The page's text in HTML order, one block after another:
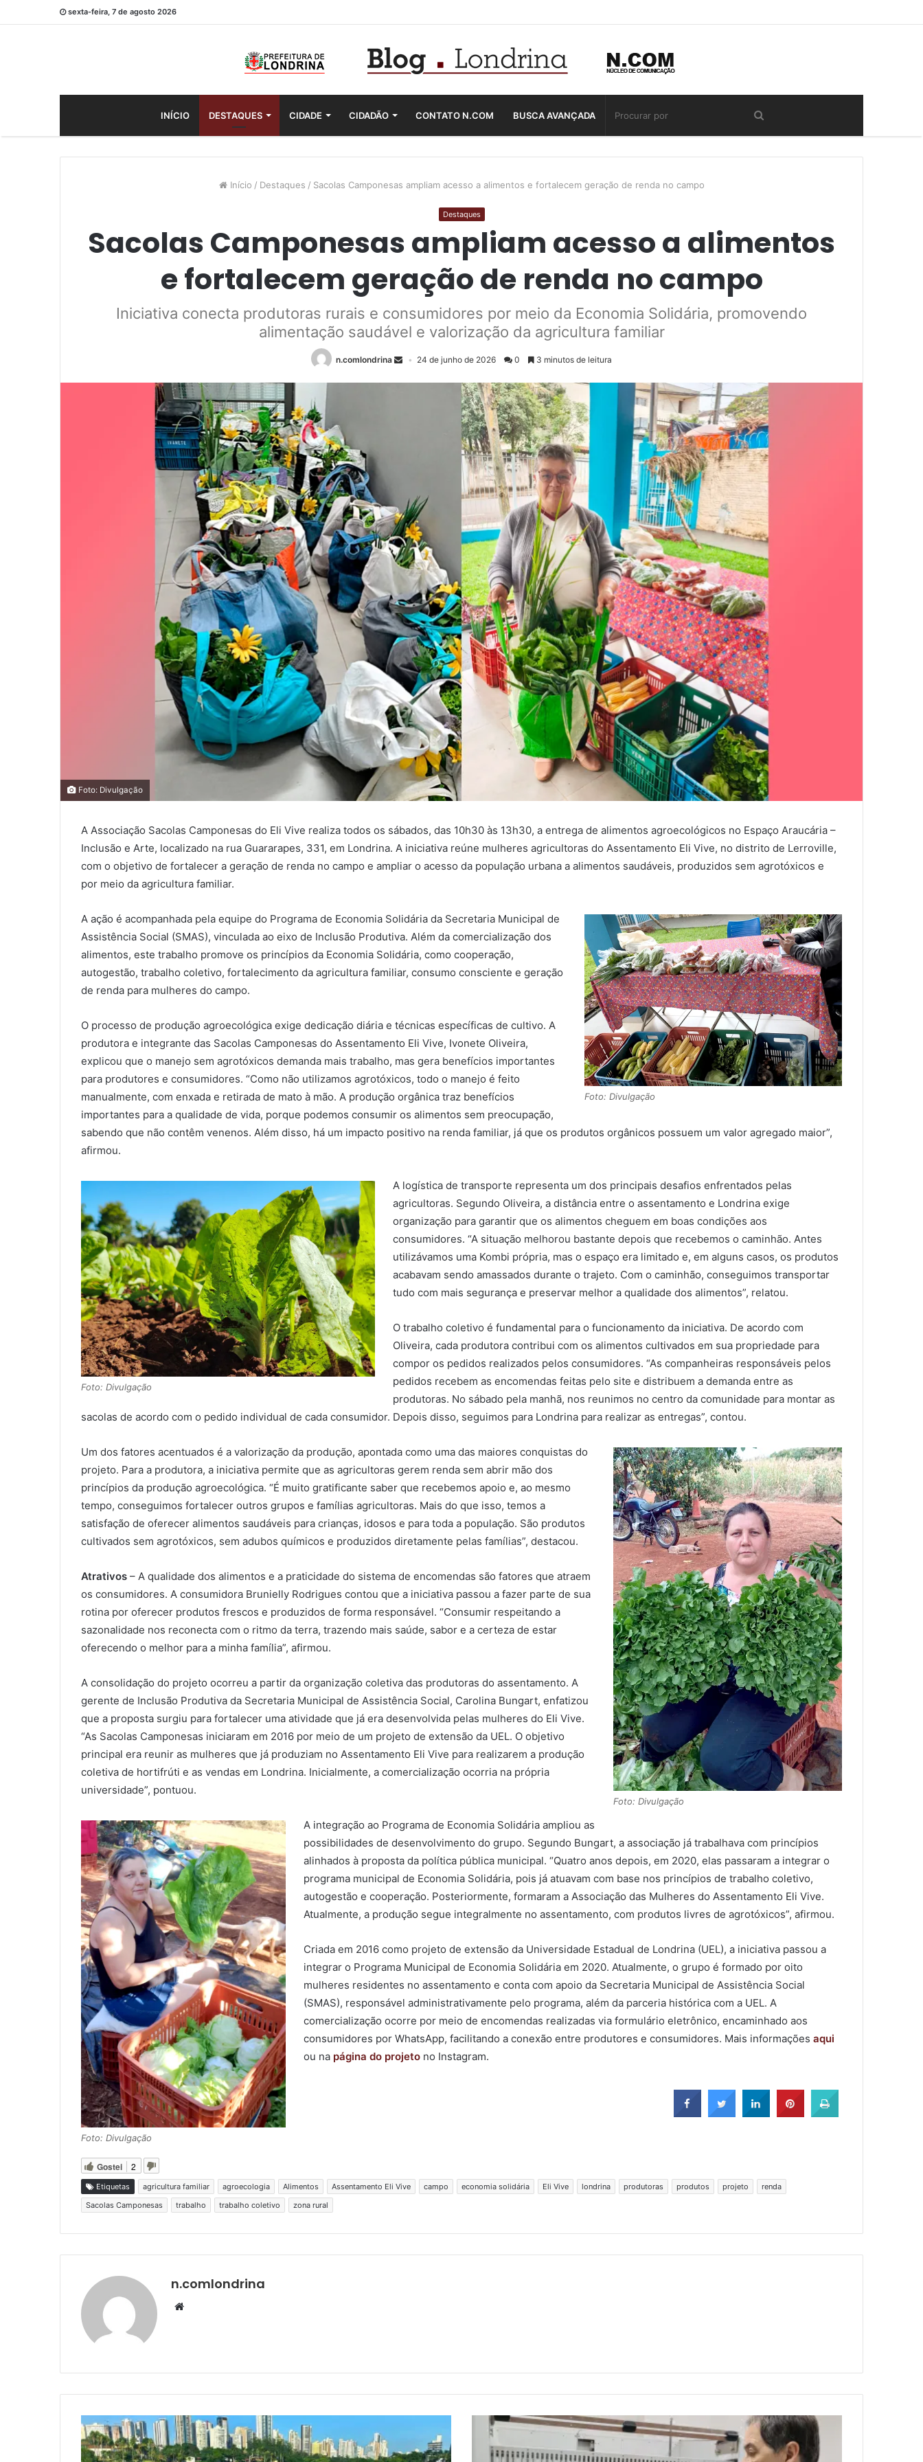
sexta-feira, 7 de agosto 2026
INÍCIO DESTAQUES CIDADE CIDADÃO CONTATO N.COM BUSCA AVANÇADA
Início / Destaques / Sacolas Camponesas ampliam acesso a alimentos e fortalecem geração de renda no campo
Destaques
Sacolas Camponesas ampliam acesso a alimentos
e fortalecem geração de renda no campo
Iniciativa conecta produtoras rurais e consumidores por meio da Economia Solidária, promovendo
alimentação saudável e valorização da agricultura familiar
n.comlondrina 24 de junho de 2026 0 3 minutos de leitura
Foto: Divulgação
A Associação Sacolas Camponesas do Eli Vive realiza todos os sábados, das 10h30 às 13h30, a entrega de alimentos agroecológicos no Espaço Araucária –
Inclusão e Arte, localizado na rua Guararapes, 331, em Londrina. A iniciativa reúne mulheres agricultoras do Assentamento Eli Vive, no distrito de Lerroville,
com o objetivo de fortalecer a geração de renda no campo e ampliar o acesso da população urbana a alimentos saudáveis, produzidos sem agrotóxicos e
por meio da agricultura familiar.
Foto: Divulgação
A ação é acompanhada pela equipe do Programa de Economia Solidária da Secretaria Municipal de
Assistência Social (SMAS), vinculada ao eixo de Inclusão Produtiva. Além da comercialização dos
alimentos, este trabalho promove os princípios da Economia Solidária, como cooperação,
autogestão, trabalho coletivo, fortalecimento da agricultura familiar, consumo consciente e geração
de renda para mulheres do campo.
O processo de produção agroecológica exige dedicação diária e técnicas específicas de cultivo. A
produtora e integrante das Sacolas Camponesas do Assentamento Eli Vive, Ivonete Oliveira,
explicou que o manejo sem agrotóxicos demanda mais trabalho, mas gera benefícios importantes
para produtores e consumidores. “Como não utilizamos agrotóxicos, todo o manejo é feito
manualmente, com enxada e retirada de mato à mão. A produção orgânica traz benefícios
importantes para a qualidade de vida, porque podemos consumir os alimentos sem preocupação,
sabendo que não contêm venenos. Além disso, há um impacto positivo na renda familiar, já que os produtos orgânicos possuem um valor agregado maior”,
afirmou.
Foto: Divulgação
A logística de transporte representa um dos principais desafios enfrentados pelas
agricultoras. Segundo Oliveira, a distância entre o assentamento e Londrina exige
organização para garantir que os alimentos cheguem em boas condições aos
consumidores. “A situação melhorou bastante depois que recebemos o caminhão. Antes
utilizávamos uma Kombi própria, mas o espaço era limitado e, em alguns casos, os produtos
acabavam sendo amassados durante o trajeto. Com o caminhão, conseguimos transportar
tudo com mais segurança e preservar melhor a qualidade dos alimentos”, relatou.
O trabalho coletivo é fundamental para o funcionamento da iniciativa. De acordo com
Oliveira, cada produtora contribui com os alimentos cultivados em sua propriedade para
compor os pedidos realizados pelos consumidores. “As companheiras responsáveis pelos
pedidos recebem as encomendas feitas pelo site e distribuem a demanda entre as
produtoras. No sábado pela manhã, nos reunimos no centro da comunidade para montar as
sacolas de acordo com o pedido individual de cada consumidor. Depois disso, seguimos para Londrina para realizar as entregas”, contou.
Foto: Divulgação
Um dos fatores acentuados é a valorização da produção, apontada como uma das maiores conquistas do
projeto. Para a produtora, a iniciativa permite que as agricultoras gerem renda sem abrir mão dos
princípios da produção agroecológica. “É muito gratificante saber que recebemos apoio e, ao mesmo
tempo, conseguimos fortalecer outros grupos e famílias agricultoras. Mais do que isso, temos a
satisfação de oferecer alimentos saudáveis para crianças, idosos e para toda a população. São produtos
cultivados sem agrotóxicos, sem adubos químicos e produzidos diretamente pelas famílias”, destacou.
Atrativos – A qualidade dos alimentos e a praticidade do sistema de encomendas são fatores que atraem
os consumidores. A consumidora Brunielly Rodrigues contou que a iniciativa passou a fazer parte de sua
rotina por oferecer produtos frescos e produzidos de forma responsável. “Consumir respeitando a
sazonalidade nos reconecta com o ritmo da terra, trazendo mais saúde, sabor e a certeza de estar
oferecendo o melhor para a minha família”, afirmou.
A consolidação do projeto ocorreu a partir da organização coletiva das produtoras do assentamento. A
gerente de Inclusão Produtiva da Secretaria Municipal de Assistência Social, Carolina Bungart, enfatizou
que a proposta surgiu para fortalecer uma atividade que já era desenvolvida pelas mulheres do Eli Vive.
“As Sacolas Camponesas iniciaram em 2016 por meio de um projeto de extensão da UEL. O objetivo
principal era reunir as mulheres que já produziam no Assentamento Eli Vive para realizarem a produção
coletiva de hortifrúti e as vendas em Londrina. Inicialmente, a comercialização ocorria na própria
universidade”, pontuou.
Foto: Divulgação
A integração ao Programa de Economia Solidária ampliou as
possibilidades de desenvolvimento do grupo. Segundo Bungart, a associação já trabalhava com princípios
alinhados à proposta da política pública municipal. “Quatro anos depois, em 2020, elas passaram a integrar o
programa municipal de Economia Solidária, pois já atuavam com base nos princípios de trabalho coletivo,
autogestão e cooperação. Posteriormente, formaram a Associação das Mulheres do Assentamento Eli Vive.
Atualmente, a produção segue integralmente no assentamento, com produtos livres de agrotóxicos”, afirmou.
Criada em 2016 como projeto de extensão da Universidade Estadual de Londrina (UEL), a iniciativa passou a
integrar o Programa Municipal de Economia Solidária em 2020. Atualmente, o grupo é formado por oito
mulheres residentes no assentamento e conta com apoio da Secretaria Municipal de Assistência Social
(SMAS), responsável administrativamente pelo programa, além da parceria histórica com a UEL. A
comercialização ocorre por meio de encomendas realizadas via formulário eletrônico, encaminhado aos
consumidores por WhatsApp, facilitando a conexão entre produtores e consumidores. Mais informaçõesaqui
ou na página do projeto no Instagram.
Gostei 2
Etiquetas agricultura familiar agroecologia Alimentos Assentamento Eli Vive campo economia solidária Eli Vive londrina produtoras produtos projeto
renda
Sacolas Camponesas
trabalho trabalho coletivo zona rural
n.comlondrina
Website